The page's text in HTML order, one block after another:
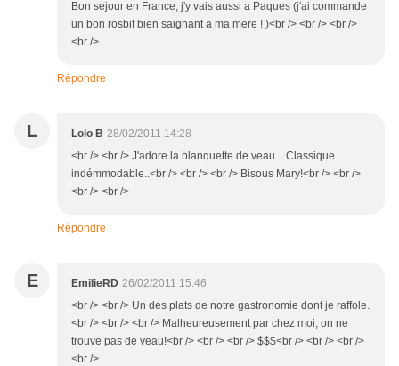
Bon sejour en France, j'y vais aussi a Paques (j'ai commande
un bon rosbif bien saignant a ma mere ! )<br /> <br /> <br />
<br />
Répondre
L Lolo B 28/02/2011 14:28
<br /> <br /> J'adore la blanquette de veau... Classique
indémmodable..<br /> <br /> <br /> Bisous Mary!<br /> <br />
<br /> <br />
Répondre
E EmilieRD 26/02/2011 15:46
<br /> <br /> Un des plats de notre gastronomie dont je raffole.
<br /> <br /> <br /> Malheureusement par chez moi, on ne
trouve pas de veau!<br /> <br /> <br /> $$$<br /> <br /> <br />
<br />